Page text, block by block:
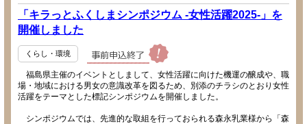
「キラっとふくしまシンポジウム -女性活躍2025-」を
開催しました
くらし・環境
福島県主催のイベントとしまして、女性活躍に向けた機運の醸成や、職
場・地域における男女の意識改革を図るため、別添のチラシのとおり女性
活躍をテーマとした標記シンポジウムを開催しました。
シンポジウムでは、先進的な取組を行っておられる森永乳業様から「森